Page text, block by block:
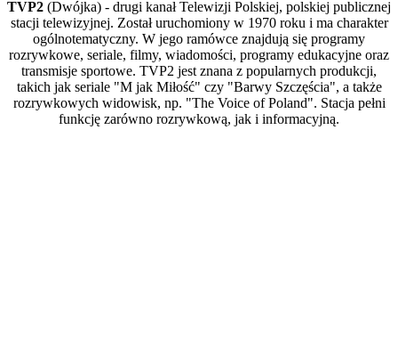
TVP2 (Dwójka) - drugi kanał Telewizji Polskiej, polskiej publicznej
stacji telewizyjnej. Został uruchomiony w 1970 roku i ma charakter
ogólnotematyczny. W jego ramówce znajdują się programy
rozrywkowe, seriale, filmy, wiadomości, programy edukacyjne oraz
transmisje sportowe. TVP2 jest znana z popularnych produkcji,
takich jak seriale "M jak Miłość" czy "Barwy Szczęścia", a także
rozrywkowych widowisk, np. "The Voice of Poland". Stacja pełni
funkcję zarówno rozrywkową, jak i informacyjną.